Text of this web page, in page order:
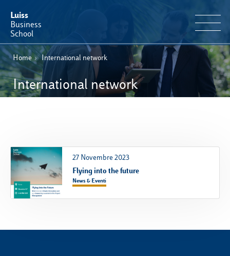
Luiss
Business
School
EN
Offerta Formativa
Perché Luiss Business School
News & Eventi
Operation & Students’ Experience
Home › International network
International network
27 Novembre 2023
Flying into the future
News & Eventi